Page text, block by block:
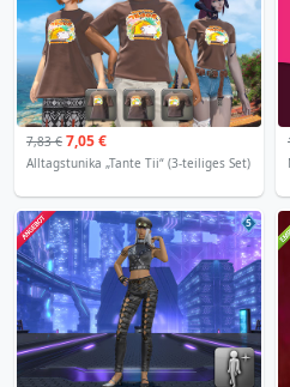
7,83 € 7,05 €
Alltagstunika „Tante Tii“ (3-teiliges Set)
5